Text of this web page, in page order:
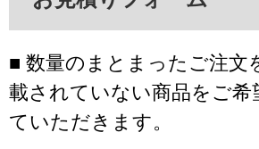
■ 数量のまとまったご注文
載されていない商品をご
ていただきます。